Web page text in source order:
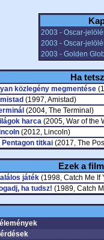
2003 - Oscar-
2003 - Oscar-
2003 - Golden
Ha
közlegény megmentése
(1997, Amistad)
(2004, The Terminal)
harca(2005, War of the
(2012, Lincoln)
Pentagon titkai(2017, The
Ezek a
játék(1998, Catch Me If
ha tudsz! (1989, Catch